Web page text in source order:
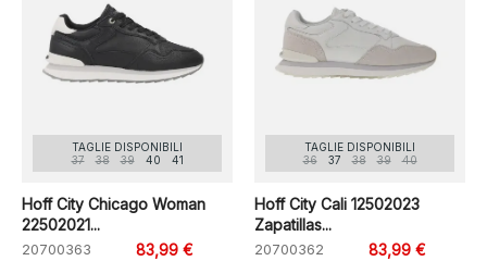
TAGLIE DISPONIBILI
37
38 39 40 41
Hoff City Chicago Woman
22502021...
20700363
83,99 €
TAGLIE DISPONIBILI
36
37 38 39 40
Hoff City Cali 12502023
Zapatillas...
20700362
83,99 €